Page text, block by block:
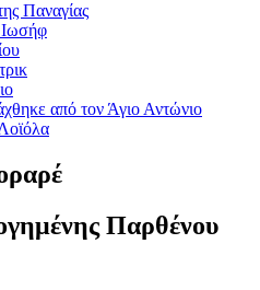
Παναγίας
από τον Άγιο Αντώνιο
Παρθένου